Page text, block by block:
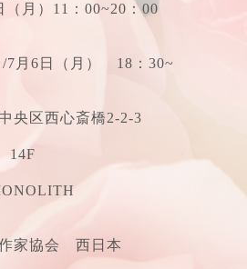
（月） 11 ： 00~20 ：00
/7 月 6 日（月） 18 ： 30~
央区西心斎橋2-2-3
14F
家協会 西日本